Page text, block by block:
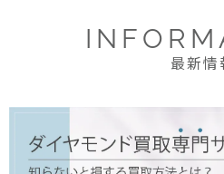
最新情